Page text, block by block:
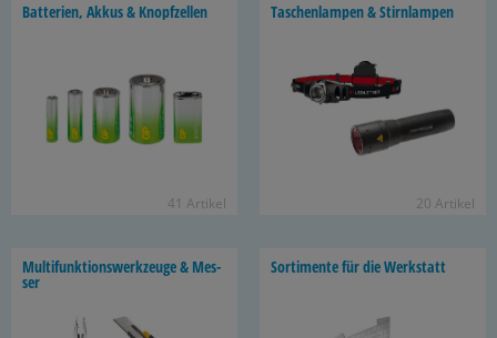
Bat­te­rien, Akkus & Knopf­zel­len
41 Ar­ti­kel
Ta­schen­lam­pen & Stirn­lam­pen
20 Ar­ti­kel
Mul­ti­funk­ti­ons­werk­zeu­ge & Mes­
ser
Sor­ti­men­te für die Werk­statt